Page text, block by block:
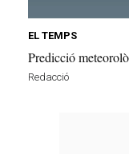
EL TEMPS
Predicció
Redacció